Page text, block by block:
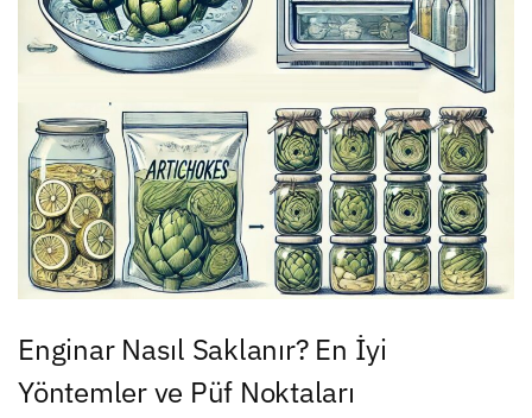
Enginar Nasıl Saklanır? En İyi
Yöntemler ve Püf Noktaları